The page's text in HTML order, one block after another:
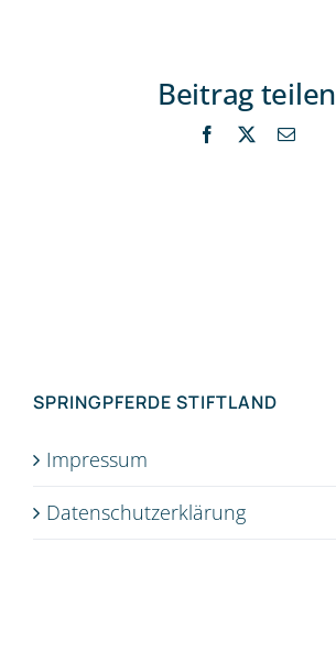
Beitrag teilen
Facebook Email
SPRINGPFERDE STIFTLAND
Impressum
Datenschutz­erklärung